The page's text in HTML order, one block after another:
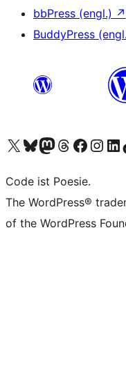
bbPress (engl.) ↗
BuddyPress
Das X-Konto (früher Twitter) von WordPress.org besuchen
Das Bluesky-Konto von WordPress.org besuchen
Das Mastodon-Konto von WordPress.org besuchen
Das Threads-Konto von WordPress.org
Die Facebook-Seite von
Das Instagram-Konto
Das
Code ist Poesie.
The WordPress®
of the WordPress